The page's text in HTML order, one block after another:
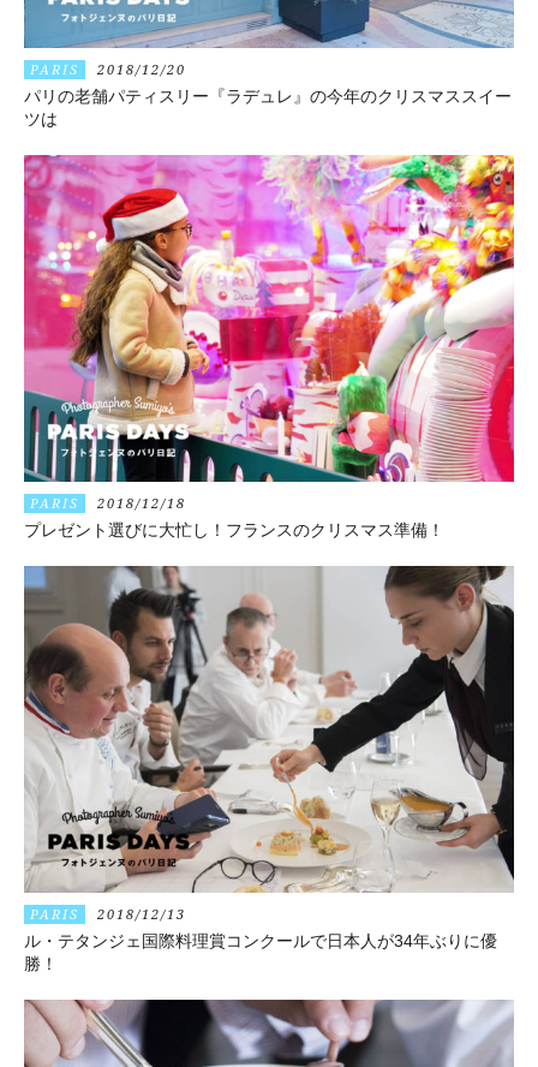
PARIS 2018/12/20
パリの老舗パティスリー『ラデュレ』の今年のクリスマススイー
ツは
PARIS 2018/12/18
プレゼント選びに大忙し！フランスのクリスマス準備！
PARIS 2018/12/13
ル・テタンジェ国際料理賞コンクールで日本人が34年ぶりに優
勝！